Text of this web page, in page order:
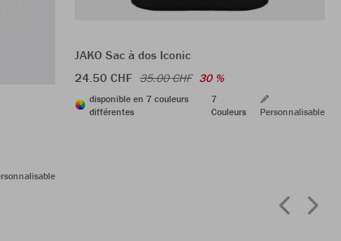
JAKO Sac à dos Iconic
24.50 CHF 35.00 CHF 30 %
disponible en 7 couleurs
différentes
7
Couleurs
Personnalisable